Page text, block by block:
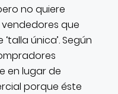
no quiere
que
única’. Según
en lugar de
porque éste